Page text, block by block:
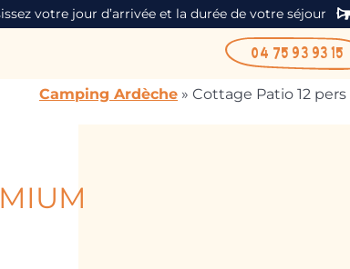
votre jour d’arrivée et la durée de votre séjour
04 75 93 93 15
Camping Ardèche » Cottage Patio 12